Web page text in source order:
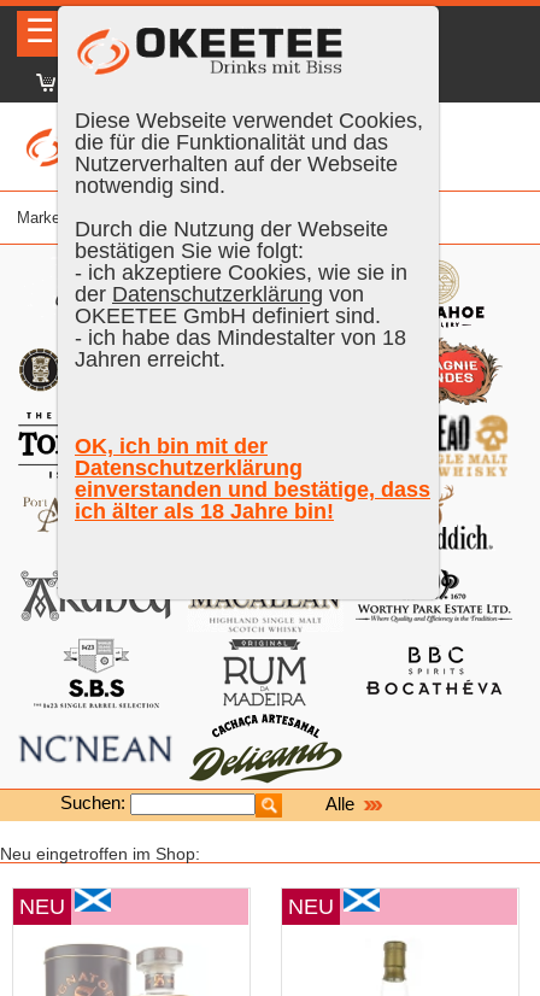
☰ DE EN | Anmelden
Marke
Suchen: Alle
Neu eingetroffen im Shop:
NEU NEU
Diese Webseite verwendet Cookies,
die für die Funktionalität und das
Nutzerverhalten auf der Webseite
notwendig sind.
Durch die Nutzung der Webseite
bestätigen Sie wie folgt:
- ich akzeptiere Cookies, wie sie in
der Datenschutzerklärung von
OKEETEE GmbH definiert sind.
- ich habe das Mindestalter von 18
Jahren erreicht.
OK, ich bin mit der
Datenschutzerklärung
einverstanden und bestätige, dass
ich älter als 18 Jahre bin!